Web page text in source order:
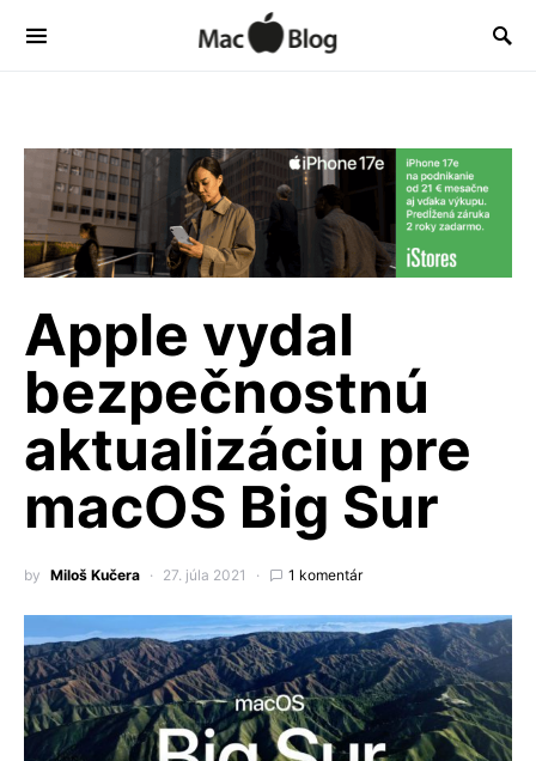
Apple vydal
bezpečnostnú
aktualizáciu pre
macOS Big Sur
by Miloš Kučera 27. júla 2021 1 komentár